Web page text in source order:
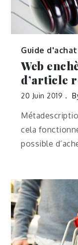
Guide d'achat
Web
d’article
20 Juin 2019
cela
possible